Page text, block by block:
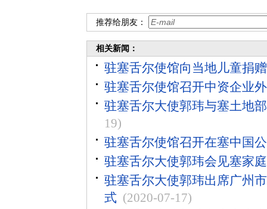
推荐给朋友：
相关新闻：
驻塞舌尔使馆向当地儿童捐
驻塞舌尔使馆召开中资企业
驻塞舌尔大使郭玮与塞土地
19)
驻塞舌尔使馆召开在塞中国
驻塞舌尔大使郭玮会见塞家
驻塞舌尔大使郭玮出席广州
式 (2020-07-17)